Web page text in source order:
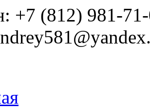
+7 (812) 981-